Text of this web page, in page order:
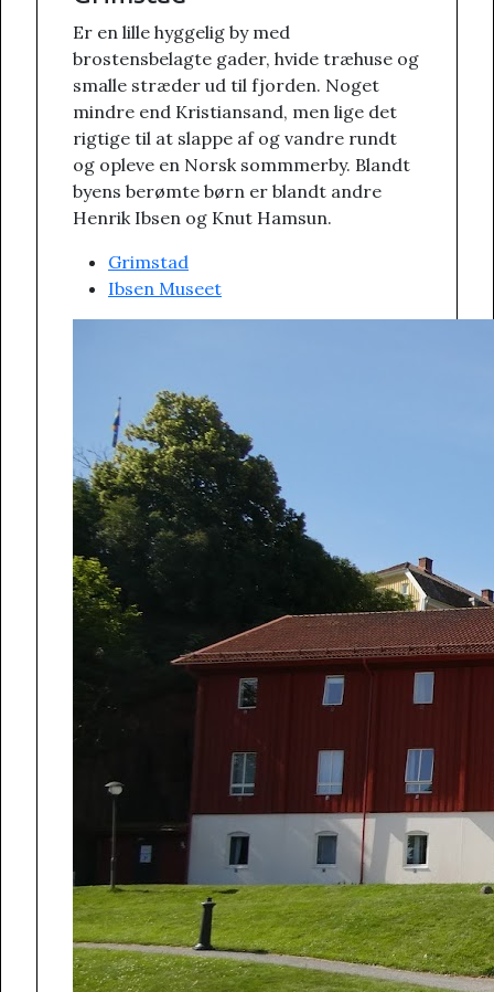
Er en lille hyggelig by med
brostensbelagte gader, hvide træhuse og
smalle stræder ud til fjorden. Noget
mindre end Kristiansand, men lige det
rigtige til at slappe af og vandre rundt
og opleve en Norsk sommmerby. Blandt
byens berømte børn er blandt andre
Henrik Ibsen og Knut Hamsun.
Grimstad
Ibsen Museet